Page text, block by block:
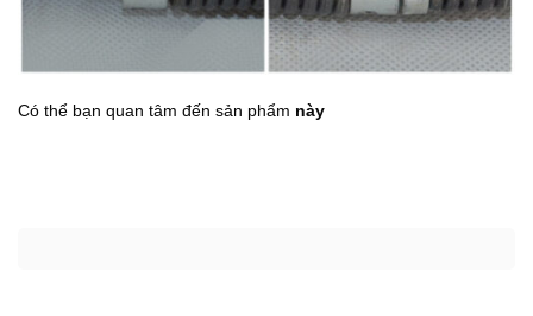
Có thể bạn quan tâm đến sản phẩm này